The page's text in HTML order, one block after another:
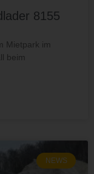
8155
Mietpark im
beim
NEWS